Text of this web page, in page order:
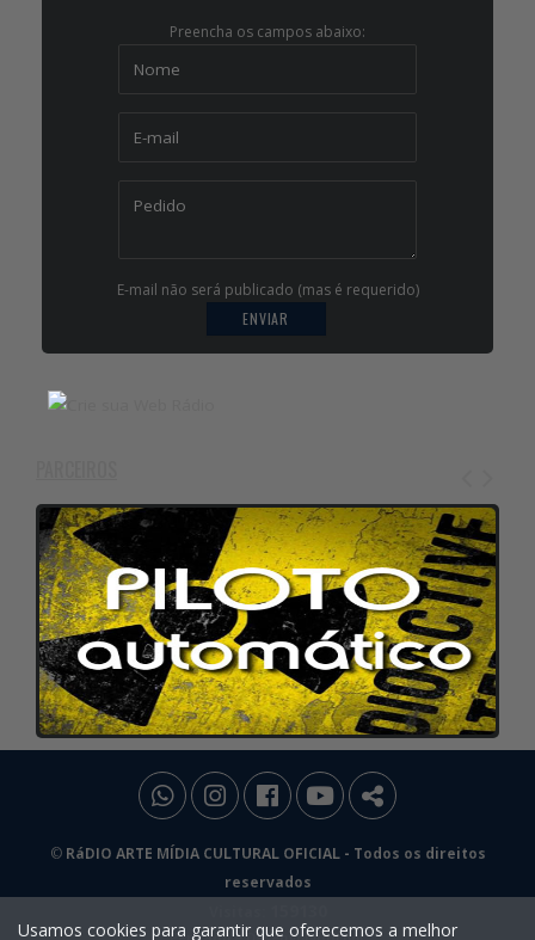
Preencha os campos abaixo:
E-mail não será publicado (mas é requerido)
© RáDIO ARTE MÍDIA CULTURAL OFICIAL- Todos os direitos
reservados
Usamos cookies para garantir que oferecemos a melhor